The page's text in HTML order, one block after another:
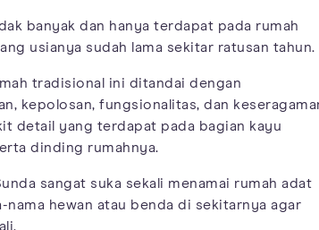
banyak dan hanya terdapat pada rumah
usianya sudah lama sekitar ratusan tahun.
tradisional ini ditandai dengan
kepolosan, fungsionalitas, dan
detail yang terdapat pada bagian kayu
dinding rumahnya.
sangat suka sekali menamai rumah adat
nama hewan atau benda di sekitarnya agar